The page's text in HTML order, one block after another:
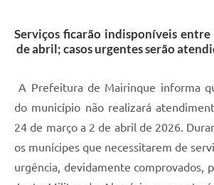
Serviços ficarão indisponíveis
de abril; casos urgentes serão
A Prefeitura de Mairinque informa
do município não realizará
24 de março a 2 de abril de 2026.
os munícipes que necessitarem de
urgência, devidamente comprovados,